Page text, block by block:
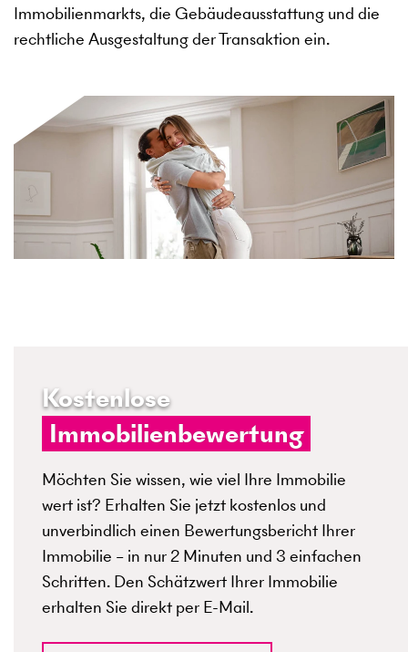
Immobilienmarkts, die Gebäudeausstattung und die
rechtliche Ausgestaltung der Transaktion ein.
Kostenlose
Immobilienbewertung
Möchten Sie wissen, wie viel Ihre Immobilie
wert ist? Erhalten Sie jetzt kostenlos und
unverbindlich einen Bewertungsbericht Ihrer
Immobilie – in nur 2 Minuten und 3 einfachen
Schritten. Den Schätzwert Ihrer Immobilie
erhalten Sie direkt per E-Mail.